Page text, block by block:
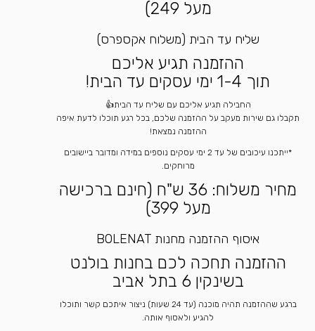
מעל 249)
שליח עד הבית (משלוח אקספרס)
ההזמנה תגיע אליכם
תוך 1-4 ימי עסקים עד הבית!
החבילה תגיע אליכם עם שליח עד הבית👍
תקבלו גם שירות מעקב על ההזמנה שלכם, בכל רגע תוכלו לדעת איפה
ההזמנה נמצאת!
*ייתכנו עיכובים של עד 2 ימי עסקים נוספים במידה ומדובר ביישובים
מרוחקים.
מחיר משלוח: 36 ש"ח (חינם ברכישה
מעל 399)
איסוף ההזמנה מחנות BOLENAT
ההזמנה תחכה לכם בחנות בולנט
בשינקין 6 בתל אביב
ברגע שההזמנה תהיה מוכנה (עד 24 שעות) ניצור איתכם קשר ותוכלו
להגיע ולאסוף אותה.